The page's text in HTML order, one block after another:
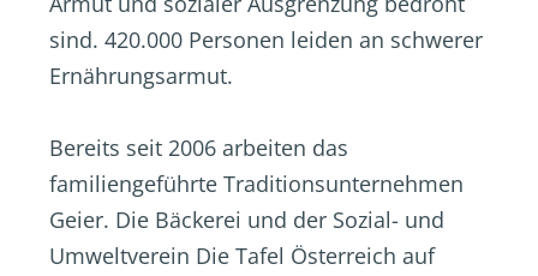
sind. 420.000 Personen leiden an schwerer
Ernährungsarmut.
Bereits seit 2006 arbeiten das
familiengeführte Traditionsunternehmen
Geier. Die Bäckerei und der Sozial- und
Umweltverein Die Tafel Österreich auf